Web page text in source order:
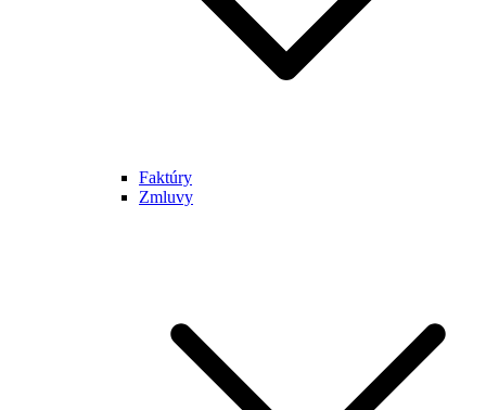
Faktúry
Zmluvy